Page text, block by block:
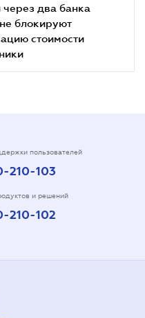
через два банка
блокируют
стоимости
пользователей
210-103
и решений
210-102